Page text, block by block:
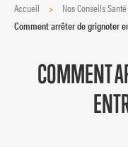
Accueil > Nos Conseils Santé
Comment arrêter de grignoter
COMMENT